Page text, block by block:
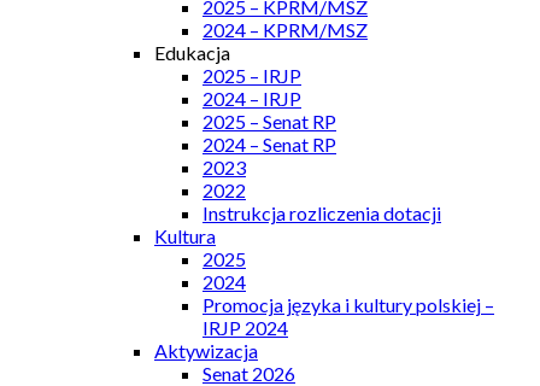
2025 – KPRM/MSZ
2024 – KPRM/MSZ
Edukacja
2025 – IRJP
2024 – IRJP
2025 – Senat RP
2024 – Senat RP
2023
2022
Instrukcja rozliczenia dotacji
Kultura
2025
2024
Promocja języka i kultury polskiej –
IRJP 2024
Aktywizacja
Senat 2026